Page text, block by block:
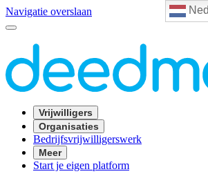
Navigatie overslaan
Vrijwilligers
Organisaties
Bedrijfsvrijwilligerswerk
Meer
Start je eigen platform